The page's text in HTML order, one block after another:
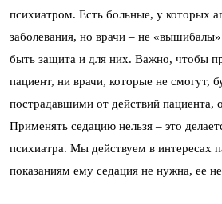
психиатром. Есть больные, у которых
заболевания, но врачи – не
быть защита и для них. Важно, чтобы
пациент, ни врачи, которые не смогут,
пострадавшими от действий пациента,
Применять седацию нельзя – это
психиатра. Мы действуем в интересах
показаниям ему седация не нужна, ее